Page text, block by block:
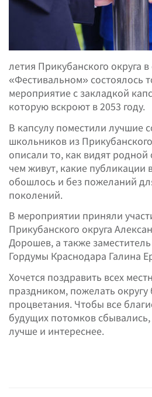
летия Прикубанского округа в
«Фестивальном» состоялось
мероприятие с закладкой
которую вскроют в 2053 году.
В капсулу поместили лучшие
школьников из
описали то, как видят родной
чем живут, какие публикации
обошлось и без пожеланий
поколений.
В мероприятии приняли
Прикубанского округа
Дорошев, а также
Гордумы Краснодара Галина
Хочется поздравить всех
праздником, пожелать округу
процветания. Чтобы все
будущих потомков
лучше и интереснее.